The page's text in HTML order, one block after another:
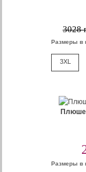
3028
Размеры в
3XL
Размеры в